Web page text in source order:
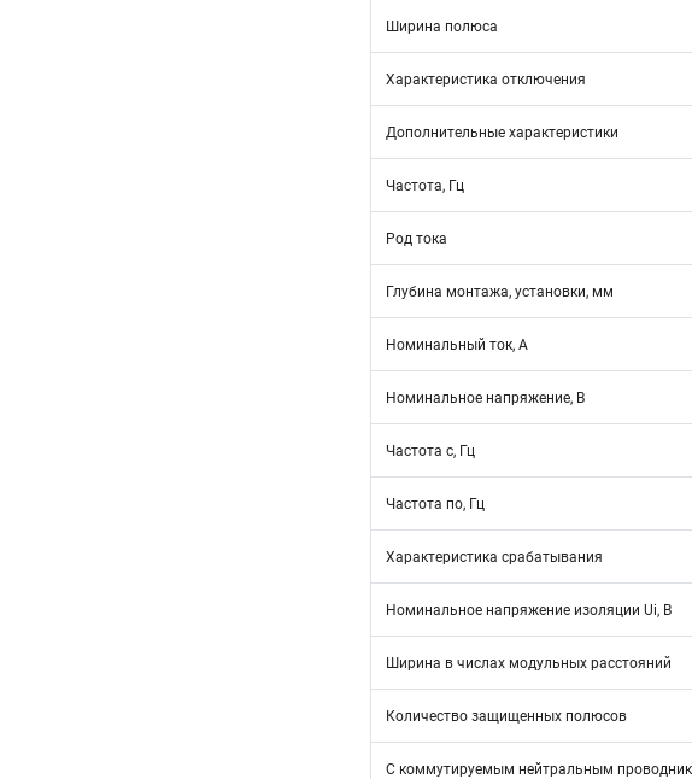
Ширина полюса
Характеристика отключения
Дополнительные характеристики
Частота, Гц
Род тока
Глубина монтажа, установки, мм
Номинальный ток, А
Номинальное напряжение, В
Частота с, Гц
Частота по, Гц
Характеристика срабатывания
Номинальное напряжение изоляции Ui, В
Ширина в числах модульных расстояний
Количество защищенных полюсов
С коммутируемым нейтральным